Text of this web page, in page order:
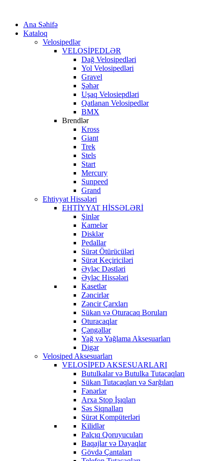
Ana Səhifə
Kataloq
Velosipedlər
VELOSİPEDLƏR
Dağ Velosipedləri
Yol Velosipedləri
Gravel
Şəhər
Uşaq Velosiepdləri
Qatlanan Velosipedlər
BMX
Brendlər
Kross
Giant
Trek
Stels
Start
Mercury
Sunpeed
Grand
Ehtiyyat Hissələri
EHTİYYAT HİSSƏLƏRİ
Şinlər
Kamelər
Disklər
Pedallar
Sürət Ötürücüləri
Sürət Keçiriciləri
Əyləc Dəstləri
Əyləc Hissələri
Kasetlər
Zəncirlər
Zəncir Çarxları
Sükan və Oturacaq Boruları
Oturacaqlar
Çəngəllər
Yağ və Yağlama Aksesuarları
Digər
Velosiped Aksesuarları
VELOSİPED AKSESUARLARI
Butulkalar və Butulka Tutacaqları
Sükan Tutacaqları və Sarğıları
Fənərlər
Arxa Stop İşıqları
Səs Siqnalları
Sürət Kompüterləri
Kilidlər
Palçıq Qoruyucuları
Baqajlar və Dayaqlar
Gövdə Çantaları